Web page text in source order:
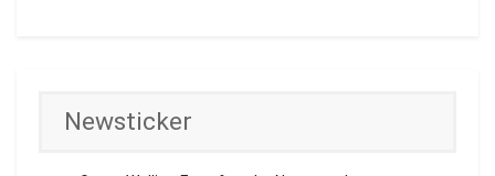
Newsticker